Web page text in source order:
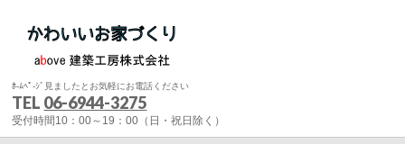
ﾎ-ﾑﾍﾟ-ｼﾞ見ましたとお気軽にお電話ください
TEL 06-6944-3275
受付時間10：00～19：00（日・祝日除く）